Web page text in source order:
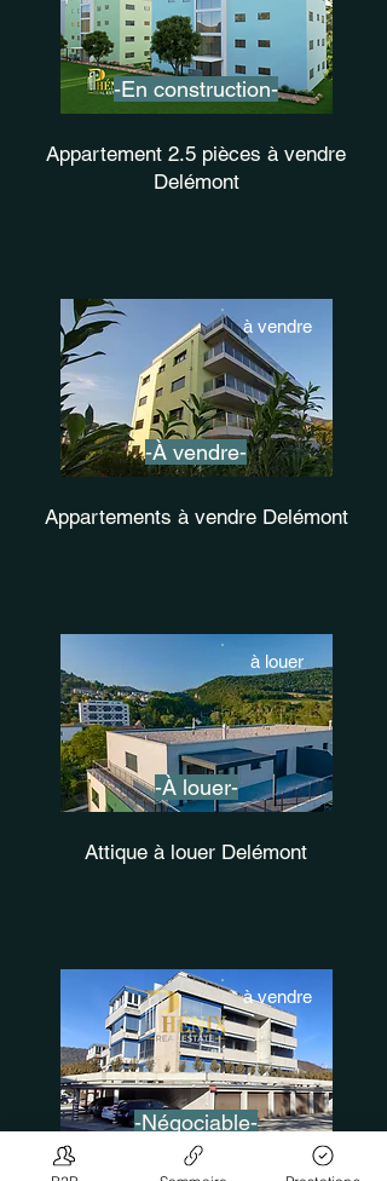
-En construction-
Appartement 2.5 pièces à vendre
Delémont
à vendre
-À vendre-
Appartements à vendre Delémont
à louer
-À louer-
Attique à louer Delémont
à vendre
-Négociable-